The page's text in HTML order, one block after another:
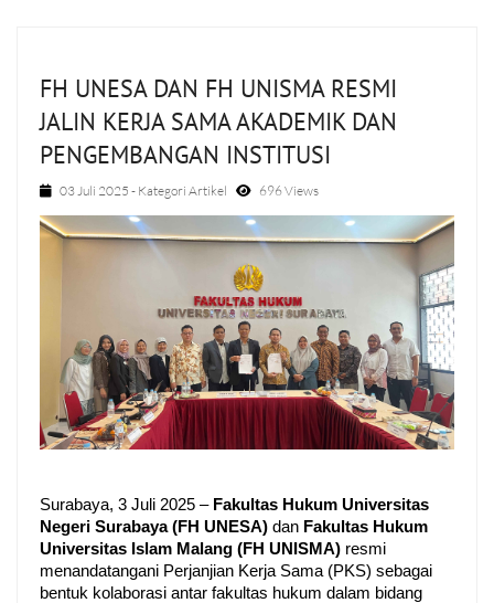
FH UNESA DAN FH UNISMA RESMI
JALIN KERJA SAMA AKADEMIK DAN
PENGEMBANGAN INSTITUSI
03 Juli 2025 - Kategori Artikel 696 Views
Surabaya, 3 Juli 2025 – Fakultas Hukum Universitas
Negeri Surabaya (FH UNESA) dan Fakultas Hukum
Universitas Islam Malang (FH UNISMA) resmi
menandatangani Perjanjian Kerja Sama (PKS) sebagai
bentuk kolaborasi antar fakultas hukum dalam bidang